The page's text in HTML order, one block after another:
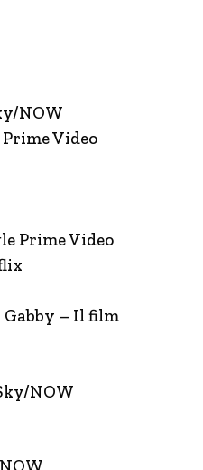
NOW
Video
Prime Video
Gabby – Il film
NOW